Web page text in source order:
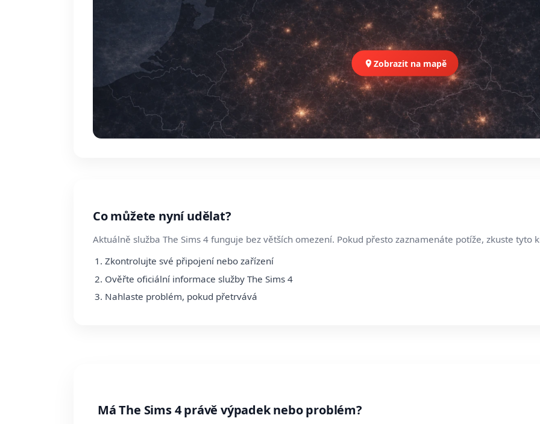
Zobrazit na mapě
Co můžete nyní udělat?
Aktuálně služba The Sims 4 funguje bez větších omezení. Pokud přesto zaznamenáte potíže, zkuste tyto
Zkontrolujte své připojení nebo zařízení
Ověřte oficiální informace služby The Sims 4
Nahlaste problém, pokud přetrvává
Má The Sims 4 právě výpadek nebo problém?